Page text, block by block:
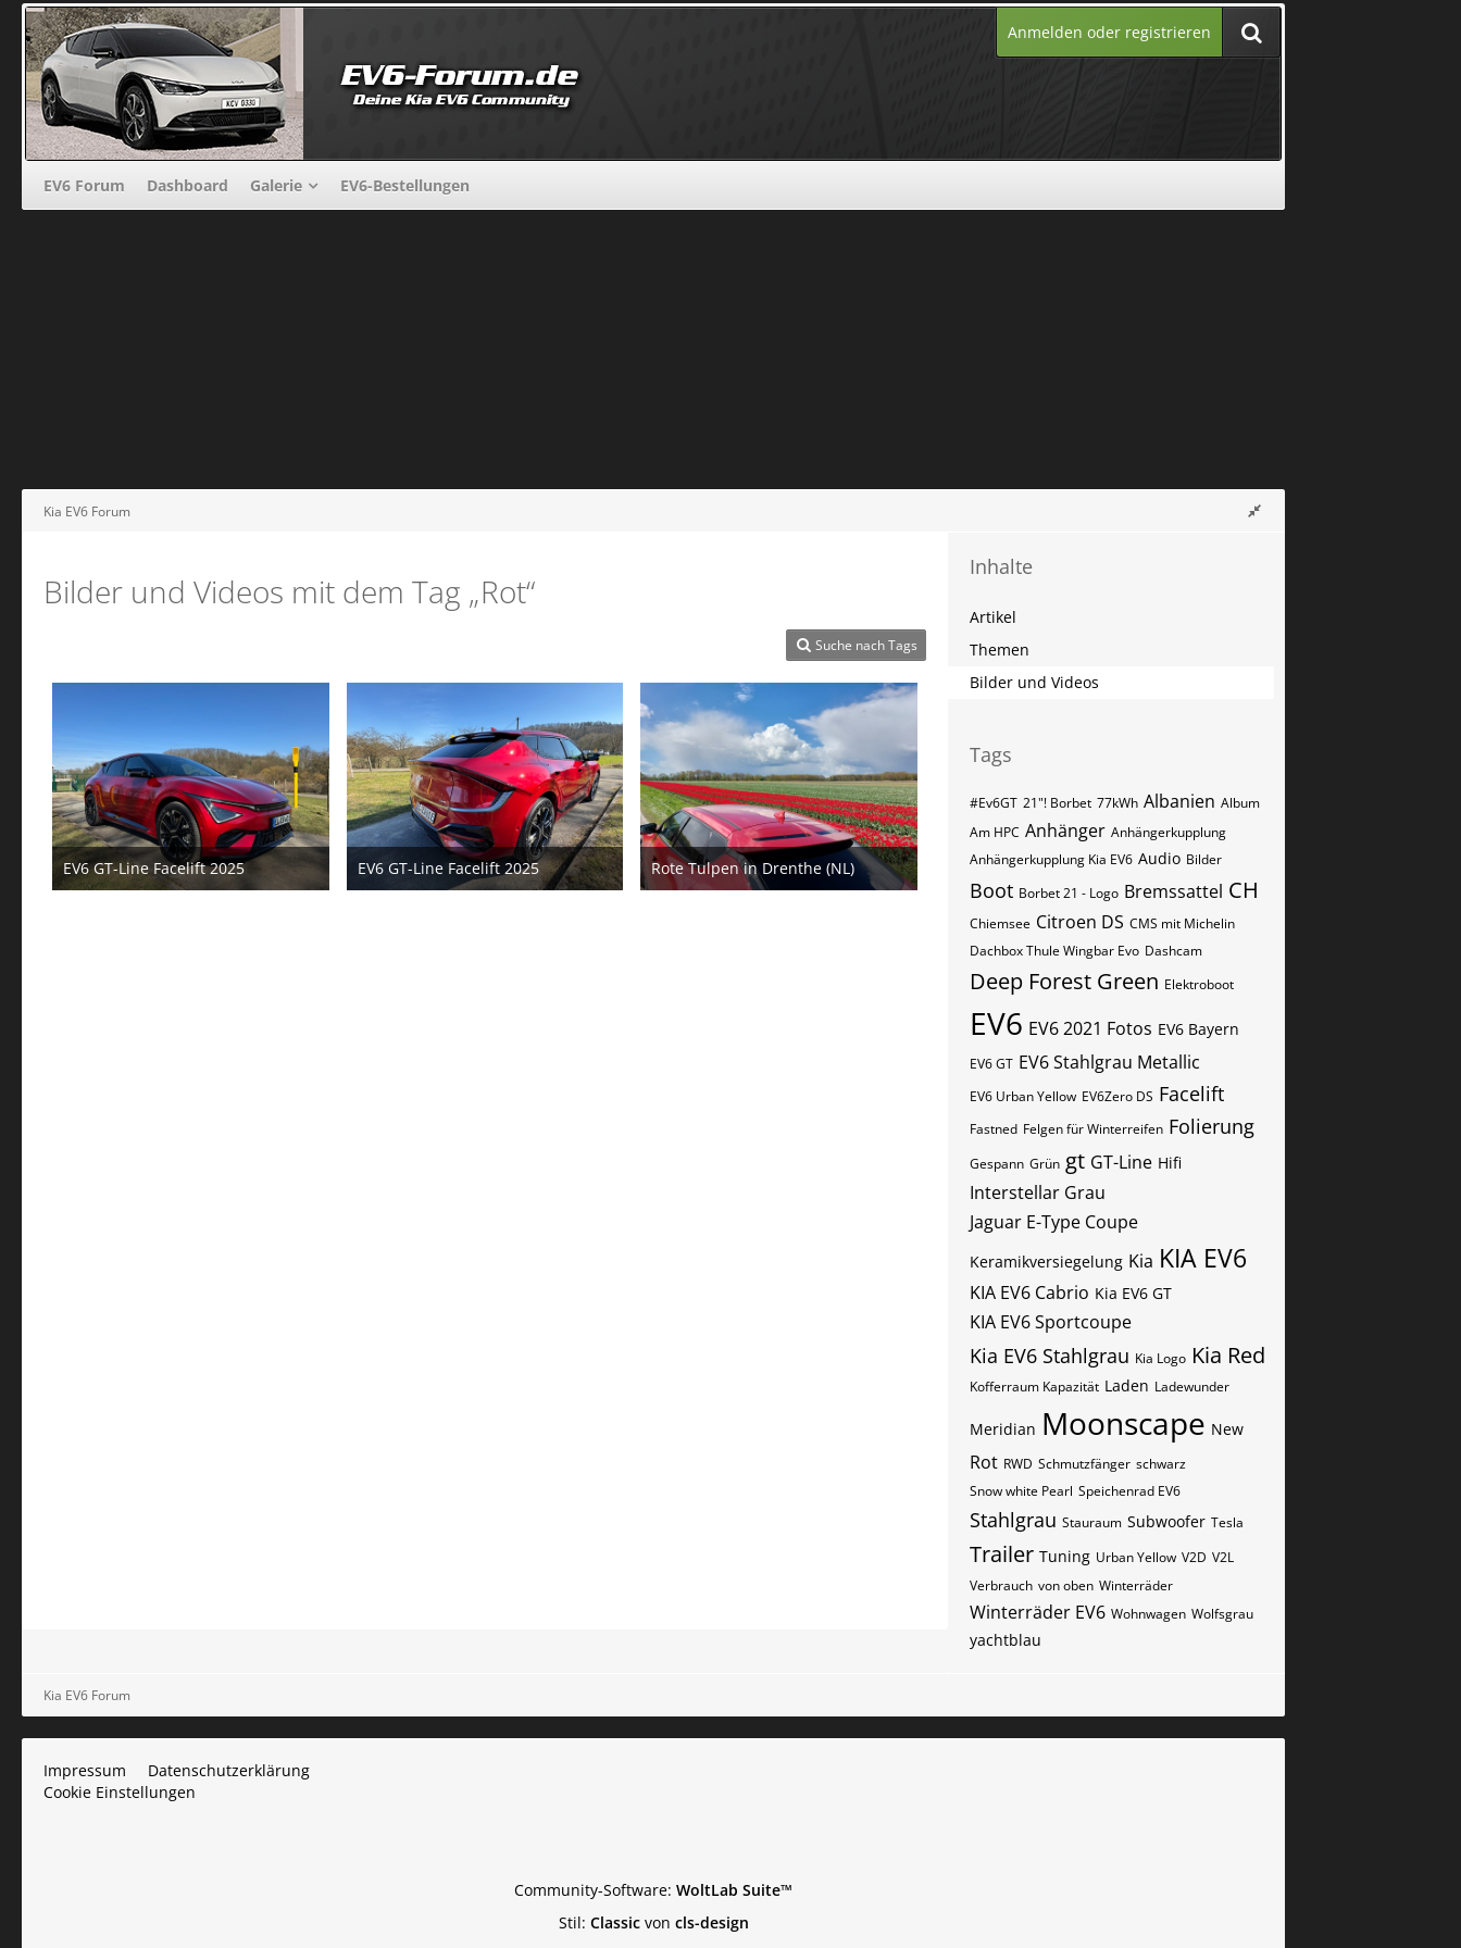
Anmelden oder registrieren
EV6 Forum Dashboard Galerie EV6-Bestellungen
Kia EV6 Forum
Bilder und Videos mit dem Tag „Rot“
Suche nach Tags
EV6 GT-Line Facelift 2025
5. März 2025
EV6 GT-Line Facelift 2025
5. März 2025
Rote Tulpen in Drenthe (NL)
22. April 2024
Inhalte
Artikel
Themen
Bilder und Videos
Tags
#Ev6GT 21"! Borbet 77kWh Albanien Album
Am HPC Anhänger Anhängerkupplung
Anhängerkupplung Kia EV6 Audio Bilder
Boot Borbet 21 - Logo Bremssattel CH
Chiemsee Citroen DS CMS mit Michelin
Dachbox Thule Wingbar Evo Dashcam
Deep Forest Green Elektroboot
EV6 EV6 2021 Fotos EV6 Bayern
EV6 GT EV6 Stahlgrau Metallic
EV6 Urban Yellow EV6Zero DS Facelift
Fastned Felgen für Winterreifen Folierung
Gespann Grün gt GT-Line Hifi
Interstellar Grau
Jaguar E-Type Coupe
Keramikversiegelung Kia KIA EV6
KIA EV6 Cabrio Kia EV6 GT
KIA EV6 Sportcoupe
Kia EV6 Stahlgrau Kia Logo Kia Red
Kofferraum Kapazität Laden Ladewunder
Meridian Moonscape New
Rot RWD Schmutzfänger schwarz
Snow white Pearl Speichenrad EV6
Stahlgrau Stauraum Subwoofer Tesla
Trailer Tuning Urban Yellow V2D V2L
Verbrauch von oben Winterräder
Winterräder EV6 Wohnwagen Wolfsgrau
yachtblau
Kia EV6 Forum
Impressum
Datenschutzerklärung
Cookie Einstellungen
Community-Software: WoltLab Suite™
Stil: Classicvon cls-design